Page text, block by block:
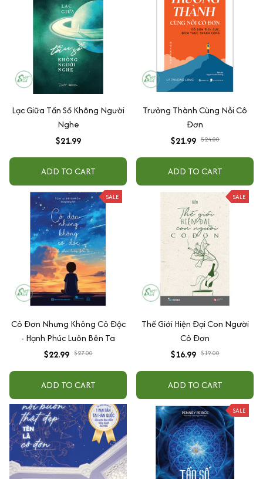
Lạc Giữa Tần Số Không Người
Nghe
$21.99
ADD TO CART
Trưởng Thành Cùng Nỗi Cô
Đơn
$21.99 $24.00
ADD TO CART
SALE
Cô Đơn Nhưng Không Cô Độc
- Hạnh Phúc Luôn Bên Ta
$22.99 $27.00
ADD TO CART
SALE
Thế Giới Hiện Đại Con Người
Cô Đơn
$16.99 $19.00
ADD TO CART
SALE